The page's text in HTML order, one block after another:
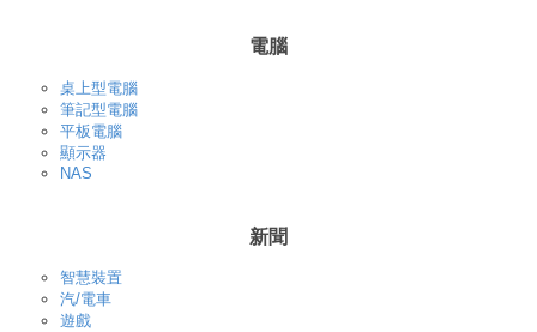
電腦
桌上型電腦
筆記型電腦
平板電腦
顯示器
NAS
新聞
智慧裝置
汽/電車
遊戲